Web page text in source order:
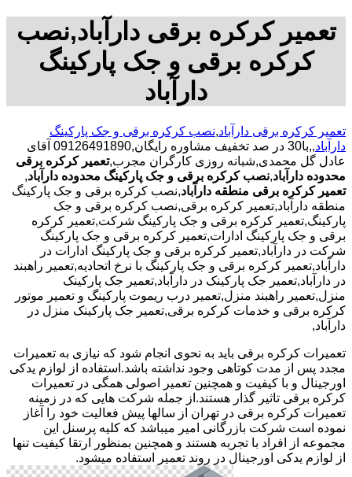
تعمیر کرکره برقی دارآباد,نصب
کرکره برقی و جک پارکینگ
دارآباد
تعمیر کرکره برقی دارآباد,نصب کرکره برقی و جک پارکینگ
دارآباد
,,با30 در صد تخفیف مشاوره رایگان,09126491890 آقای
عادل گل محمدی,شبانه روزی کارگران مجرب,تعمیر کرکره برقی
محدوده دارآباد,نصب کرکره برقی و جک پارکینگ محدوده دارآباد,
تعمیر کرکره برقی منطقه دارآباد,نصب کرکره برقی و جک پارکینگ
منطقه دارآباد,تعمیر کرکره برقی,نصب کرکره برقی و جک
پارکینگ,تعمیر کرکره برقی و جک پارکینگ شرکت,تعمیر کرکره
برقی و جک پارکینگ ادارات,تعمیر کرکره برقی و جک پارکینگ
شرکت در دارآباد,تعمیر کرکره برقی و جک پارکینگ ادارات در
دارآباد,تعمیر کرکره برقی و جک پارکینگ با نرخ اتحادیه,تعمیر راهبند
در دارآباد,تعمیر جک پارکینک در دارآباد,تعمیر جک پارکینک
منزل,تعمیر راهبند منزل,تعمیر درب ریموت پارکینگ و تعمیر موتور
کرکره برقی و خدمات کرکره برقی,تعمیر جک پارکینک منزل در
دارآباد,
تعمیرات کرکره برقی باید به نحوی انجام شود که نیازی به تعمیرات
مجدد پس از مدت کوتاهی وجود نداشته باشد.استفاده از لوازم یدکی
اورجینال و با کیفیت و همچنین تعمیر اصولی همگی در تعمیرات
کرکره برقی تاثیر گذار هستند.از جمله شرکت هایی که در زمینه
تعمیرات کرکره برقی در تهران از سالها پیش فعالیت خود را آغاز
نموده است شرکت بازرگانی امیر میباشد که کلیه پرسنل این
مجموعه از افراد با تجربه هستند و همچنین بمنظور ارتقا کیفیت تنها
از لوازم یدکی اورجینال در روند تعمیر استفاده میشود.